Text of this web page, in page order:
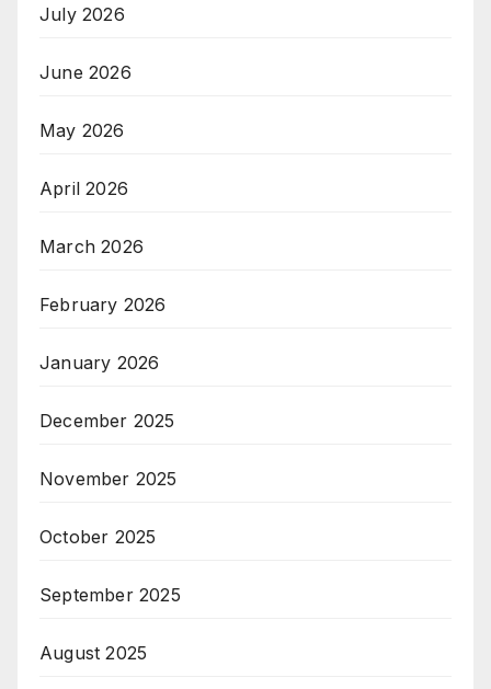
July 2026
June 2026
May 2026
April 2026
March 2026
February 2026
January 2026
December 2025
November 2025
October 2025
September 2025
August 2025